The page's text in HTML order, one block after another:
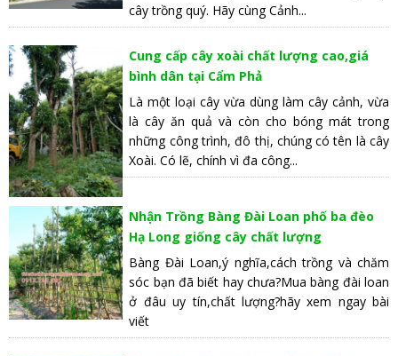
cây trồng quý. Hãy cùng Cảnh...
Cung cấp cây xoài chất lượng cao,giá
bình dân tại Cẩm Phả
Là một loại cây vừa dùng làm cây cảnh, vừa
là cây ăn quả và còn cho bóng mát trong
những công trình, đô thị, chúng có tên là cây
Xoài. Có lẽ, chính vì đa công...
Nhận Trồng Bàng Đài Loan phố ba đèo
Hạ Long giống cây chất lượng
Bàng Đài Loan,ý nghĩa,cách trồng và chăm
sóc bạn đã biết hay chưa?Mua bàng đài loan
ở đâu uy tín,chất lượng?hãy xem ngay bài
viết